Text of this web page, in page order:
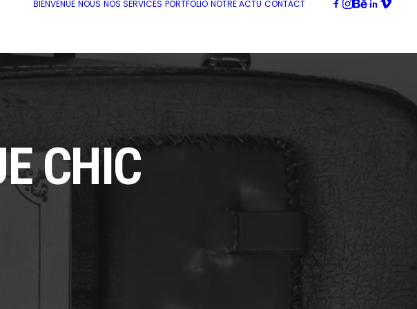
BIENVENUE NOUS NOS SERVICES PORTFOLIO NOTRE ACTU CONTACT
CHIC